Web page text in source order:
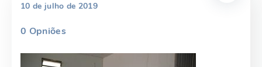
10 de julho de 2019
0 Opniões